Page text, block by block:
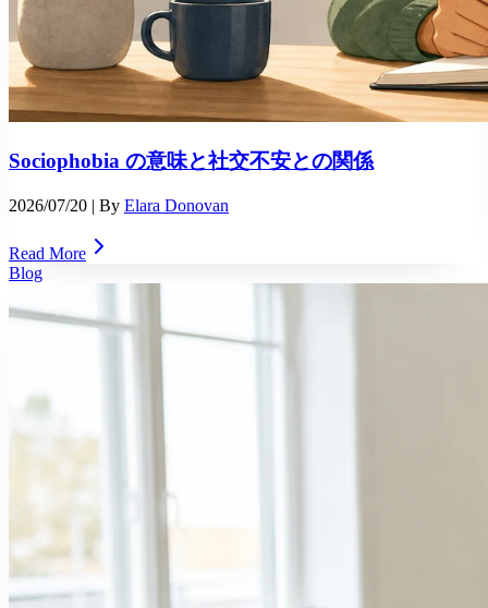
Sociophobia の意味と社交不安との関係
2026/07/20 | By Elara Donovan
Read More
Blog